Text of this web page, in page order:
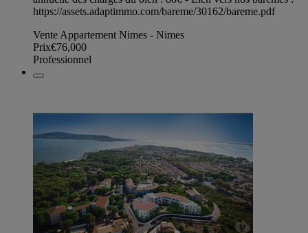
https://assets.adaptimmo.com/bareme/30162/bareme.pdf
Vente Appartement Nimes - Nimes
Prix€76,000
Professionnel